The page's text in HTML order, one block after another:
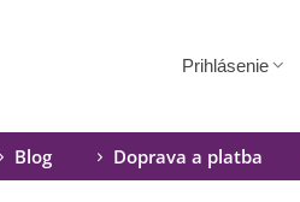
Prihlásenie
Blog Doprava a platba